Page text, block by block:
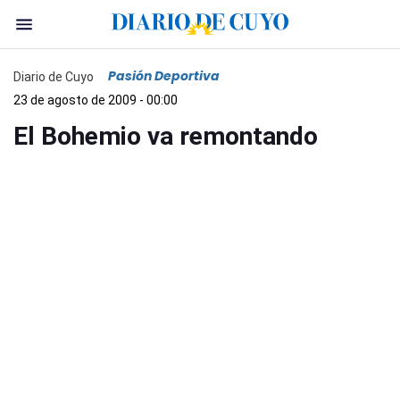
Diario de Cuyo Pasión Deportiva
23 de agosto de 2009 - 00:00
El Bohemio va remontando